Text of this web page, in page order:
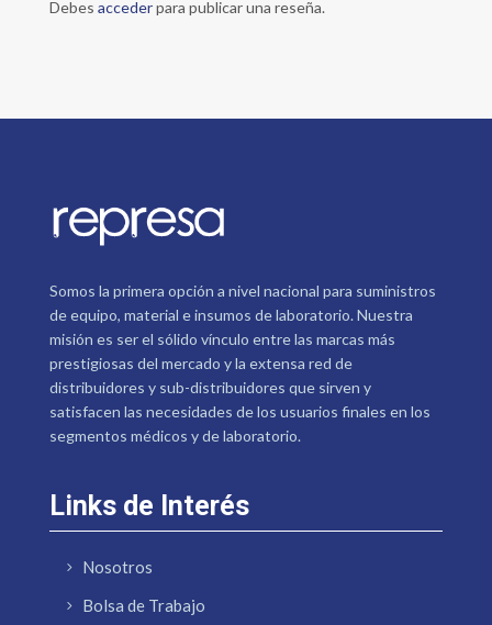
Debes accederpara publicar una reseña.
Somos la primera opción a nivel nacional para suministros
de equipo, material e insumos de laboratorio. Nuestra
misión es ser el sólido vínculo entre las marcas más
prestigiosas del mercado y la extensa red de
distribuidores y sub-distribuidores que sirven y
satisfacen las necesidades de los usuarios finales en los
segmentos médicos y de laboratorio.
Links de Interés
Nosotros
Bolsa de Trabajo